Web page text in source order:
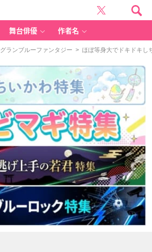
舞台俳優 作者名
グランブルーファンタジー > ほぼ等身大でドキドキし